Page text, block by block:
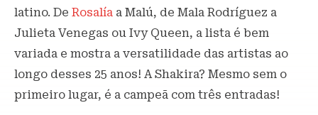
latino. De Rosalía a Malú, de Mala Rodríguez a
Julieta Venegas ou Ivy Queen, a lista é bem
variada e mostra a versatilidade das artistas ao
longo desses 25 anos! A Shakira? Mesmo sem o
primeiro lugar, é a campeã com três entradas!